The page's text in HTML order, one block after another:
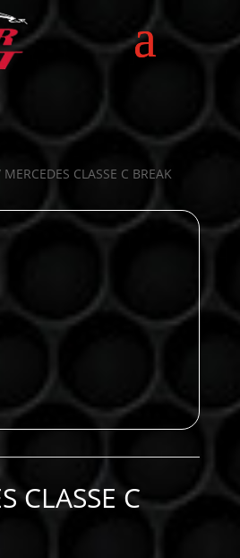
MERCEDES CLASSE C BREAK
CLASSE C